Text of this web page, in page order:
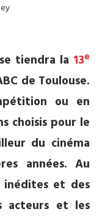
tiendra la 13e
de Toulouse.
ou en
choisis pour le
du cinéma
années. Au
inédites et des
acteurs et les